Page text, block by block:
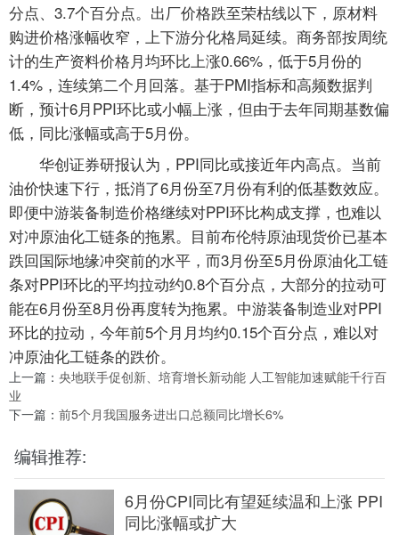
分点、3.7个百分点。出厂价格跌至荣枯线以下，原材料
购进价格涨幅收窄，上下游分化格局延续。商务部按周统
计的生产资料价格月均环比上涨0.66%，低于5月份的
1.4%，连续第二个月回落。基于PMI指标和高频数据判
断，预计6月PPI环比或小幅上涨，但由于去年同期基数偏
低，同比涨幅或高于5月份。
华创证券研报认为，PPI同比或接近年内高点。当前
油价快速下行，抵消了6月份至7月份有利的低基数效应。
即便中游装备制造价格继续对PPI环比构成支撑，也难以
对冲原油化工链条的拖累。目前布伦特原油现货价已基本
跌回国际地缘冲突前的水平，而3月份至5月份原油化工链
条对PPI环比的平均拉动约0.8个百分点，大部分的拉动可
能在6月份至8月份再度转为拖累。中游装备制造业对PPI
环比的拉动，今年前5个月月均约0.15个百分点，难以对
冲原油化工链条的跌价。
上一篇： 央地联手促创新、培育增长新动能 人工智能加速赋能千行百
业
下一篇： 前5个月我国服务进出口总额同比增长6%
编辑推荐:
6月份CPI同比有望延续温和上涨 PPI
同比涨幅或扩大